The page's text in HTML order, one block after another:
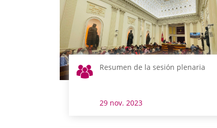
Resumen de la sesión plenaria
29 nov. 2023